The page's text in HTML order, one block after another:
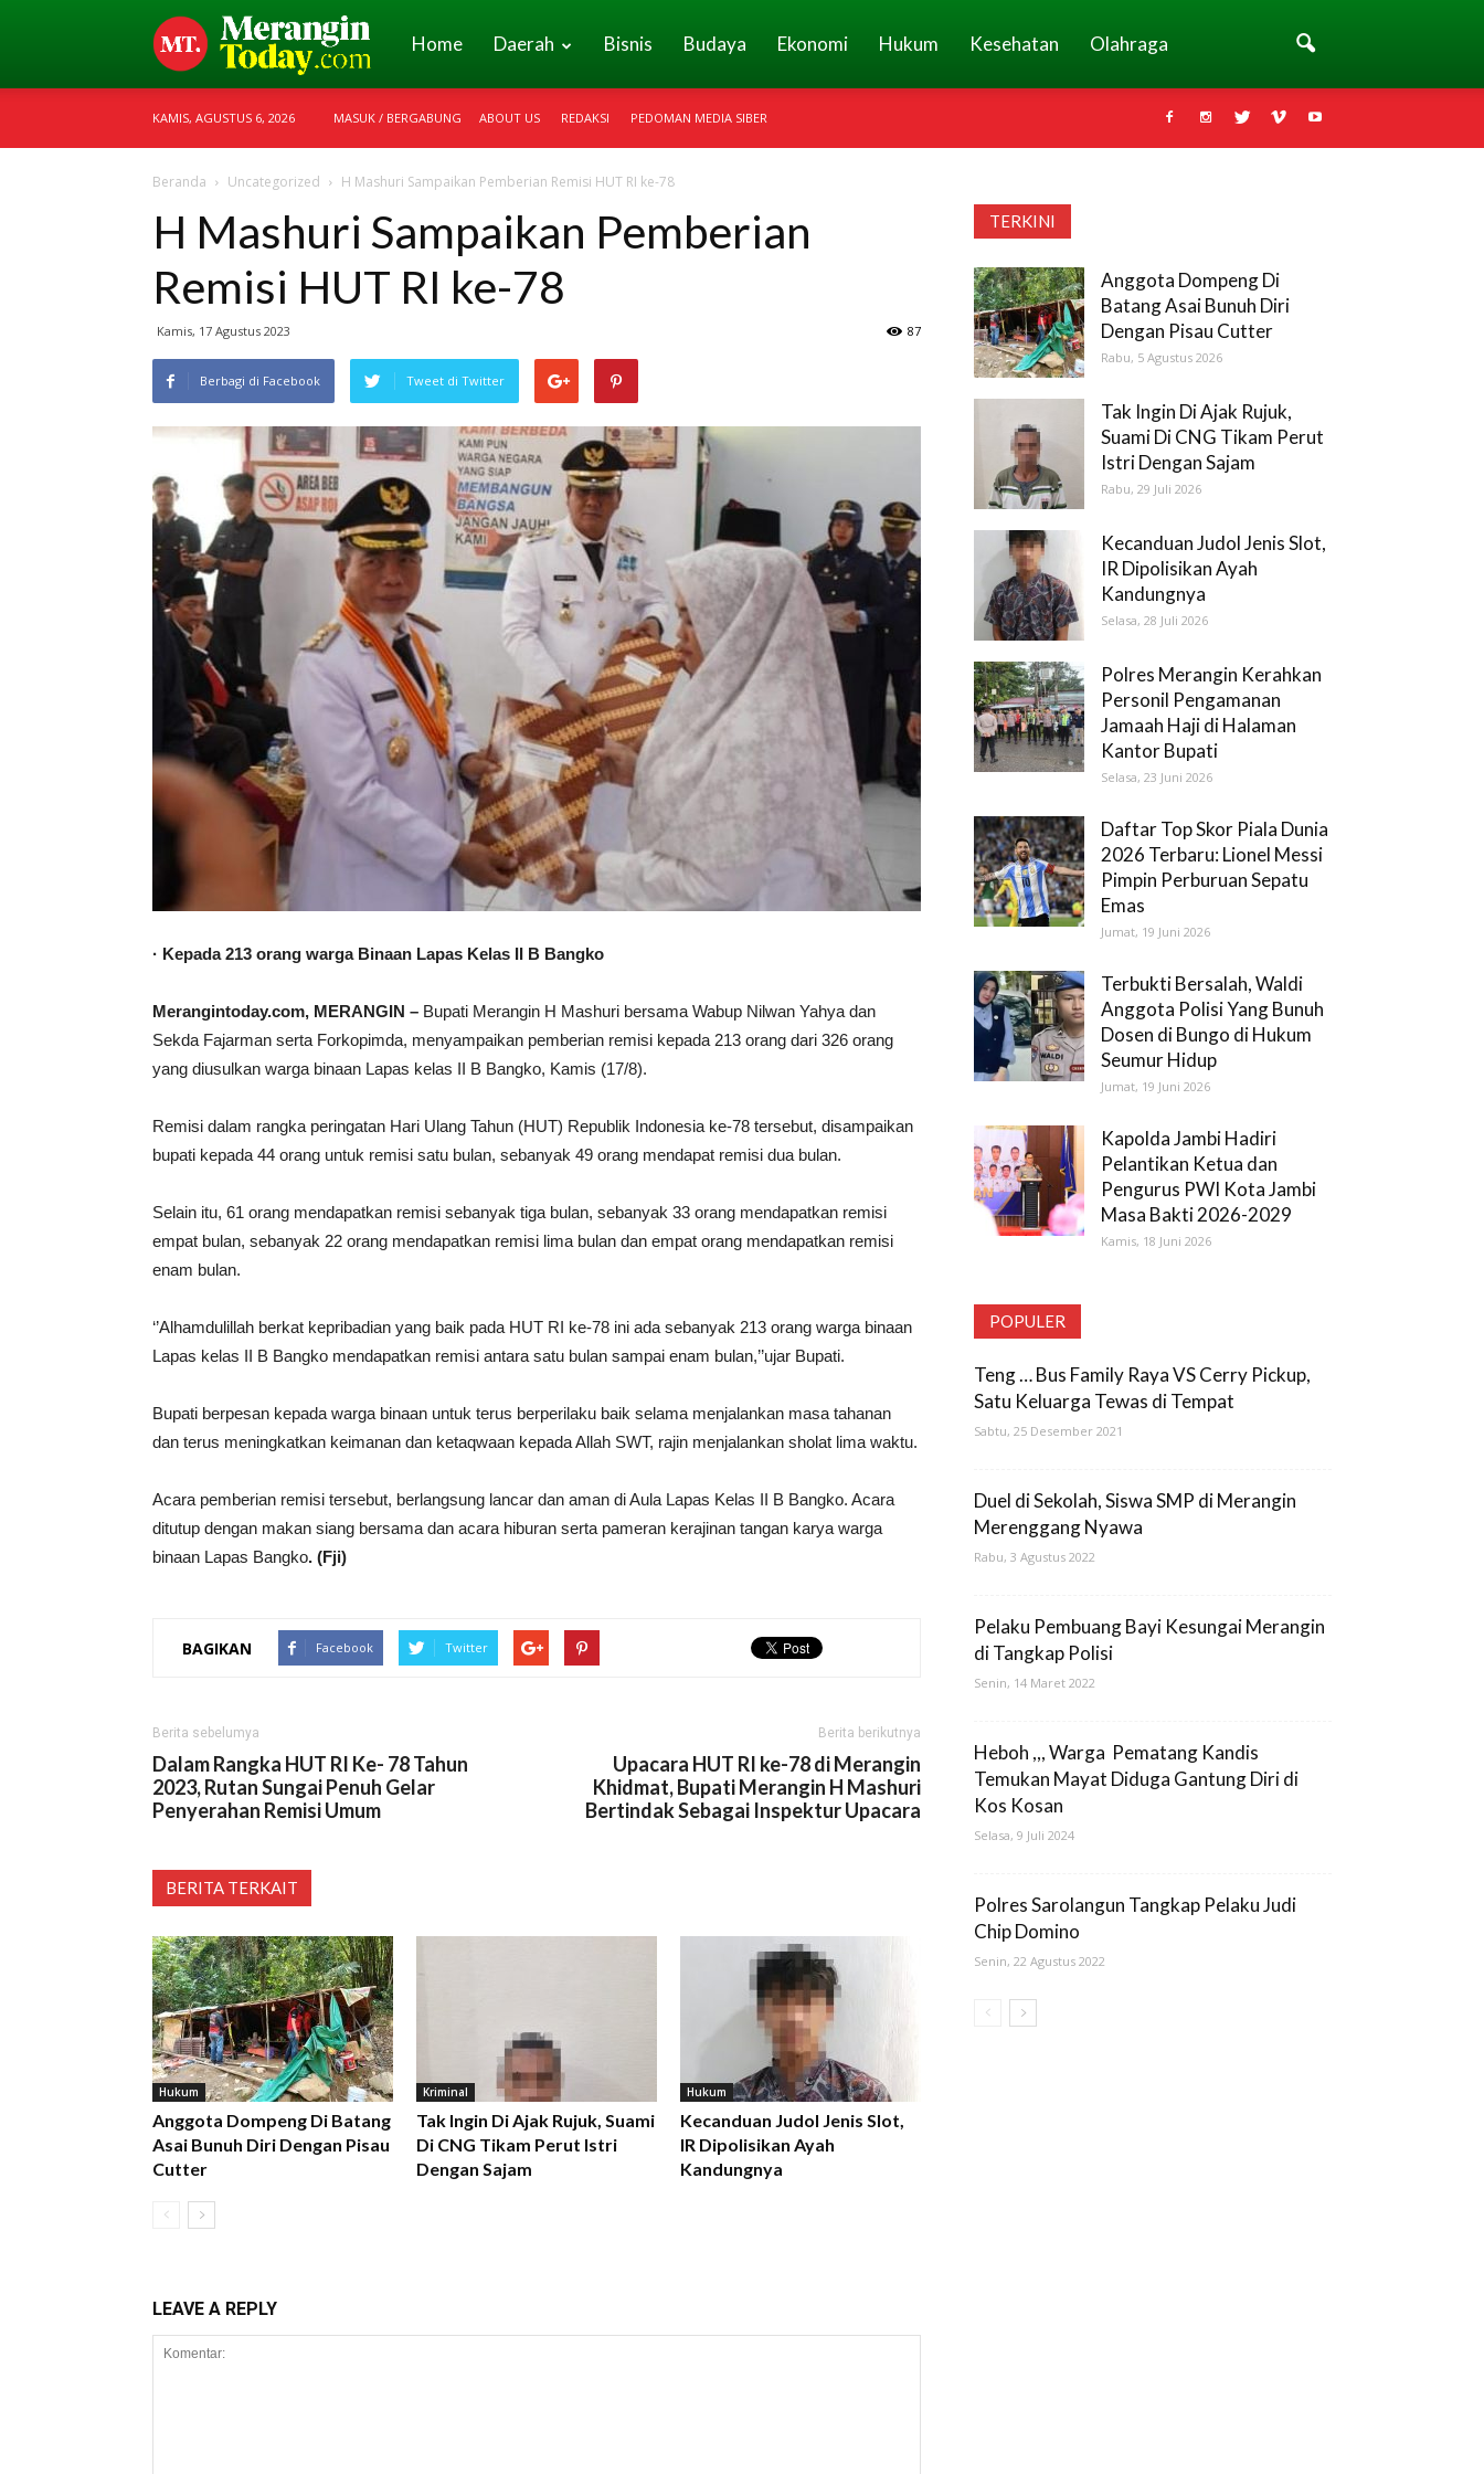
Merangin
Home Daerah Bisnis Budaya Ekonomi Hukum Kesehatan Olahraga
KAMIS, AGUSTUS 6, 2026 MASUK / BERGABUNG ABOUT US REDAKSI PEDOMAN MEDIA SIBER
Beranda Uncategorized H Mashuri Sampaikan Pemberian Remisi HUT RI ke-78
H Mashuri Sampaikan Pemberian
Remisi HUT RI ke-78
Kamis, 17 Agustus 2023 87
Berbagi di Facebook Tweet di Twitter
· Kepada 213 orang warga Binaan Lapas Kelas II B Bangko
Merangintoday.com, MERANGIN – Bupati Merangin H Mashuri bersama Wabup Nilwan Yahya dan
Sekda Fajarman serta Forkopimda, menyampaikan pemberian remisi kepada 213 orang dari 326 orang
yang diusulkan warga binaan Lapas kelas II B Bangko, Kamis (17/8).
Remisi dalam rangka peringatan Hari Ulang Tahun (HUT) Republik Indonesia ke-78 tersebut, disampaikan
bupati kepada 44 orang untuk remisi satu bulan, sebanyak 49 orang mendapat remisi dua bulan.
Selain itu, 61 orang mendapatkan remisi sebanyak tiga bulan, sebanyak 33 orang mendapatkan remisi
empat bulan, sebanyak 22 orang mendapatkan remisi lima bulan dan empat orang mendapatkan remisi
enam bulan.
‘’Alhamdulillah berkat kepribadian yang baik pada HUT RI ke-78 ini ada sebanyak 213 orang warga binaan
Lapas kelas II B Bangko mendapatkan remisi antara satu bulan sampai enam bulan,’’ujar Bupati.
Bupati berpesan kepada warga binaan untuk terus berperilaku baik selama menjalankan masa tahanan
dan terus meningkatkan keimanan dan ketaqwaan kepada Allah SWT, rajin menjalankan sholat lima waktu.
Acara pemberian remisi tersebut, berlangsung lancar dan aman di Aula Lapas Kelas II B Bangko. Acara
ditutup dengan makan siang bersama dan acara hiburan serta pameran kerajinan tangan karya warga
binaan Lapas Bangko. (Fji)
BAGIKAN Facebook Twitter
Berita sebelumya
Dalam Rangka HUT RI Ke- 78 Tahun
2023, Rutan Sungai Penuh Gelar
Penyerahan Remisi Umum
Berita berikutnya
Upacara HUT RI ke-78 di Merangin
Khidmat, Bupati Merangin H Mashuri
Bertindak Sebagai Inspektur Upacara
BERITA TERKAIT
Hukum
Anggota Dompeng Di Batang
Asai Bunuh Diri Dengan Pisau
Cutter
Kriminal
Tak Ingin Di Ajak Rujuk, Suami
Di CNG Tikam Perut Istri
Dengan Sajam
Hukum
Kecanduan Judol Jenis Slot,
IR Dipolisikan Ayah
Kandungnya
LEAVE A REPLY
TERKINI
Anggota Dompeng Di
Batang Asai Bunuh Diri
Dengan Pisau Cutter
Rabu, 5 Agustus 2026
Tak Ingin Di Ajak Rujuk,
Suami Di CNG Tikam Perut
Istri Dengan Sajam
Rabu, 29 Juli 2026
Kecanduan Judol Jenis Slot,
IR Dipolisikan Ayah
Kandungnya
Selasa, 28 Juli 2026
Polres Merangin Kerahkan
Personil Pengamanan
Jamaah Haji di Halaman
Kantor Bupati
Selasa, 23 Juni 2026
Daftar Top Skor Piala Dunia
2026 Terbaru: Lionel Messi
Pimpin Perburuan Sepatu
Emas
Jumat, 19 Juni 2026
Terbukti Bersalah, Waldi
Anggota Polisi Yang Bunuh
Dosen di Bungo di Hukum
Seumur Hidup
Jumat, 19 Juni 2026
Kapolda Jambi Hadiri
Pelantikan Ketua dan
Pengurus PWI Kota Jambi
Masa Bakti 2026-2029
Kamis, 18 Juni 2026
POPULER
Teng … Bus Family Raya VS Cerry Pickup,
Satu Keluarga Tewas di Tempat
Sabtu, 25 Desember 2021
Duel di Sekolah, Siswa SMP di Merangin
Merenggang Nyawa
Rabu, 3 Agustus 2022
Pelaku Pembuang Bayi Kesungai Merangin
di Tangkap Polisi
Senin, 14 Maret 2022
Heboh ,,, Warga Pematang Kandis
Temukan Mayat Diduga Gantung Diri di
Kos Kosan
Selasa, 9 Juli 2024
Polres Sarolangun Tangkap Pelaku Judi
Chip Domino
Senin, 22 Agustus 2022